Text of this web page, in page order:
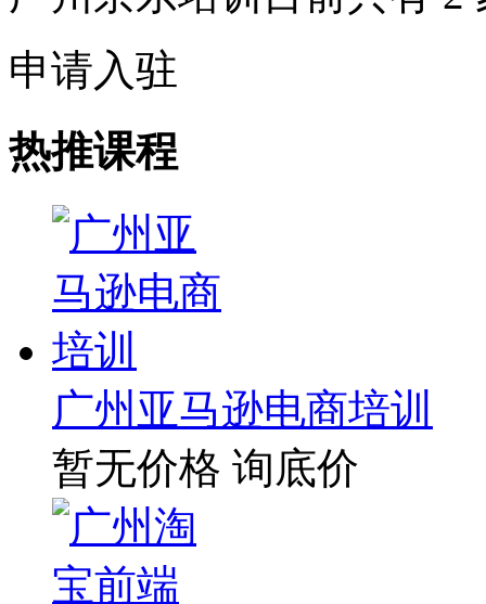
申请入驻
热推课程
广州亚马逊电商培训
暂无价格 询底价